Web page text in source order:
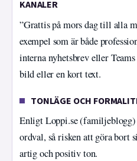
KANALER
”Grattis på mors dag till alla
exempel som är både
interna nyhetsbrev eller
bild eller en kort text.
TONLÄGE OCH
Enligt Loppi.se
ordval, så risken att göra
artig och positiv ton.